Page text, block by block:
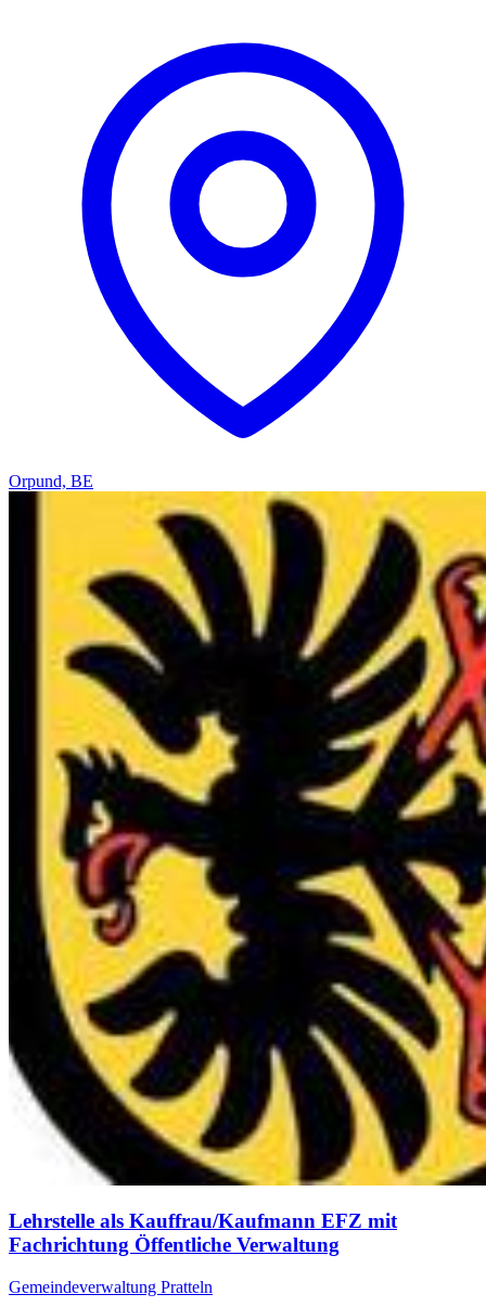
Orpund, BE
Lehrstelle als Kauffrau/Kaufmann EFZ mit
Fachrichtung Öffentliche Verwaltung
Gemeindeverwaltung Pratteln